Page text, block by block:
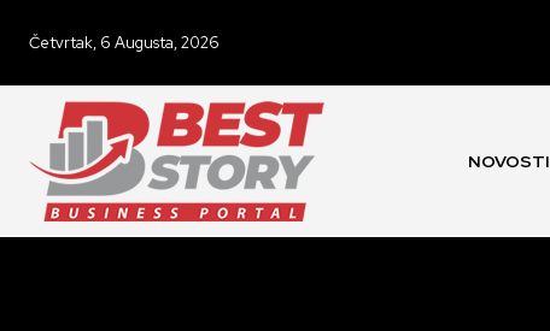
Četvrtak, 6 Augusta, 2026
NOVOSTI